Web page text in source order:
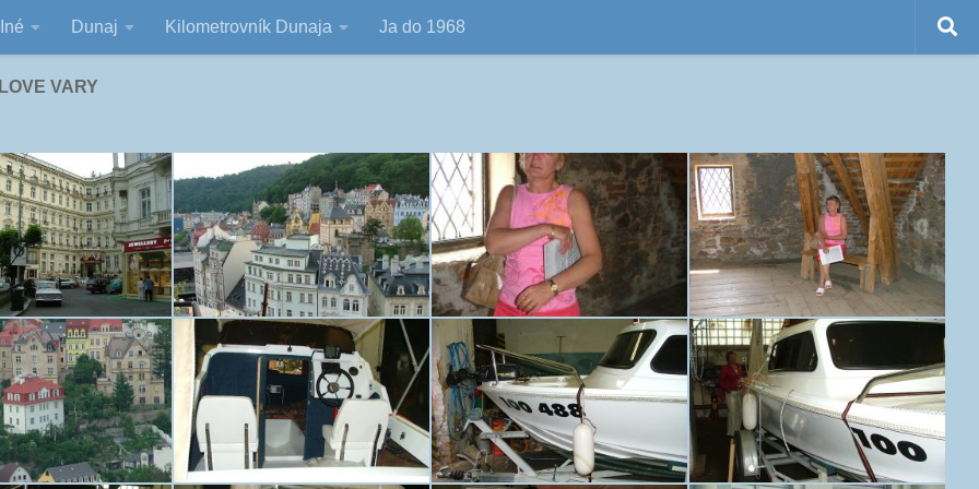
Iné Dunaj Kilometrovník Dunaja Ja do 1968
VARY